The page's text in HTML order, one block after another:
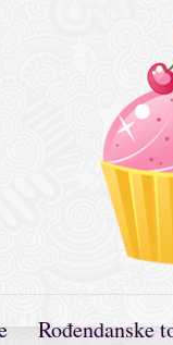
Rođendanske